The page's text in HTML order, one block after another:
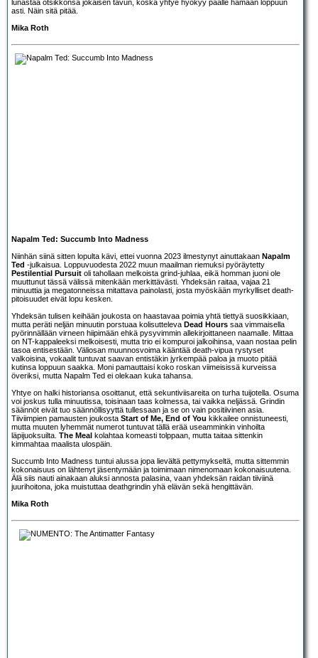
lunastaa otsikkonsa jokaisen tavun, koska yhtye hyökyy päälle hamaan loppuun
asti. Näin sitä pitää.
Mika Roth
Napalm Ted: Succumb Into Madness
Niinhän siinä sitten lopulta kävi, ettei vuonna 2023 ilmestynyt ainuttakaan Napalm
Ted -julkaisua. Loppuvuodesta 2022 muun maailman riemuksi pyöräytetty
Pestilential Pursuit oli tahollaan melkoista grind-juhlaa, eikä homman juoni ole
muuttunut tässä välissä mitenkään merkittävästi. Yhdeksän raitaa, vajaa 21
minuuttia ja megatonneissa mitattava painolasti, josta myöskään myrkylliset death-
pitoisuudet eivät lopu kesken.
Yhdeksän tulisen keihään joukosta on haastavaa poimia yhtä tiettyä suosikkiaan,
mutta peräti neljän minuutin porstuaa kolisutteleva Dead Hours saa vimmaisella
pyörinnällään virneen hiipimään ehkä pysyvimmin allekirjoittaneen naamalle. Mittaa
on NT-kappaleeksi melkoisesti, mutta trio ei kompuroi jalkoihinsa, vaan nostaa pelin
tasoa entisestään. Väliosan muunnosvoima kääntää death-vipua rystyset
valkoisina, vokaalit tuntuvat saavan entistäkin jyrkempää paloa ja muoto pitää
kutinsa loppuun saakka. Moni pamauttaisi koko roskan viimeisissä kurveissa
överiksi, mutta Napalm Ted ei olekaan kuka tahansa.
Yhtye on halki historiansa osoittanut, että sekuntiviisareita on turha tuijotella. Osuma
voi joskus tulla minuutissa, toisinaan taas kolmessa, tai vaikka neljässä. Grindin
säännöt eivät tuo säännöllisyyttä tullessaan ja se on vain positiivinen asia.
Tiiviimpien pamausten joukosta Start of Me, End of You kikkailee onnistuneesti,
mutta muuten lyhemmät numerot tuntuvat tällä erää useamminkin vinhoilta
läpijuoksuilta. The Meal kolahtaa komeasti tolppaan, mutta taitaa sittenkin
kimmahtaa maalista ulospäin.
Succumb Into Madness tuntui alussa jopa lievältä pettymykseltä, mutta sittemmin
kokonaisuus on lähtenyt jäsentymään ja toimimaan nimenomaan kokonaisuutena.
Älä siis nauti ainakaan aluksi annosta palasina, vaan yhdeksän raidan tiiviinä
juurihoitona, joka muistuttaa deathgrindin yhä elävän sekä hengittävän.
Mika Roth